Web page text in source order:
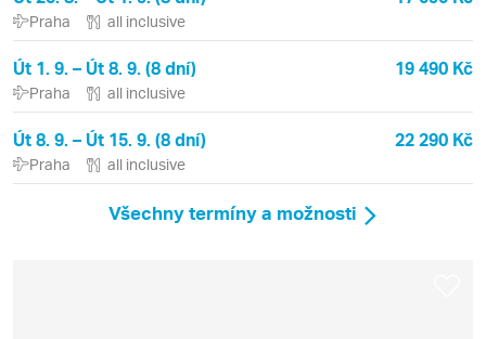
Praha all inclusive
Út 1. 9. – Út 8. 9. (8 dní) 19 490 Kč
Praha all inclusive
Út 8. 9. – Út 15. 9. (8 dní) 22 290 Kč
Praha all inclusive
Všechny termíny a možnosti